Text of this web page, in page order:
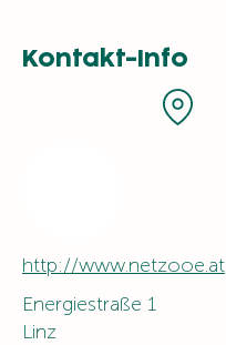
Kontakt-Info
http://www.netzooe.at
Energiestraße 1
Linz